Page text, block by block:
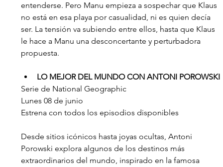
entenderse. Pero Manu empieza a sospechar que Klaus
no está en esa playa por casualidad, ni es quien decía
ser. La tensión va subiendo entre ellos, hasta que Klaus
le hace a Manu una desconcertante y perturbadora
propuesta.
LO MEJOR DEL MUNDO CON ANTONI POROWSKI
Serie de National Geographic
Lunes 08 de junio
Estrena con todos los episodios disponibles
Desde sitios icónicos hasta joyas ocultas, Antoni
Porowski explora algunos de los destinos más
extraordinarios del mundo, inspirado en la famosa